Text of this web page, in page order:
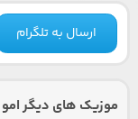
ارسال به تلگرام
موزیک های دیگر امو